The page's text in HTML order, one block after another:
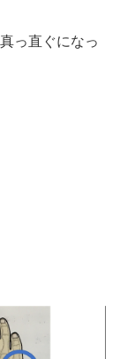
っ直ぐになっ